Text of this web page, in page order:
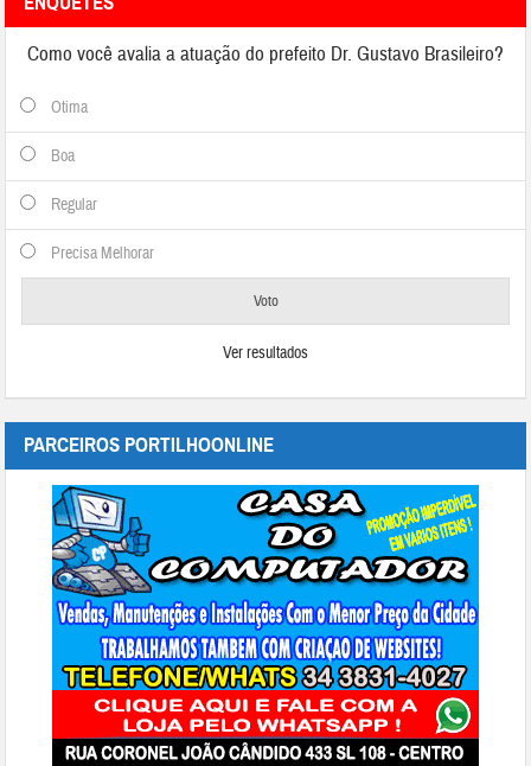
Como você avalia a atuação do prefeito Dr. Gustavo Brasileiro?
Otima
Boa
Regular
Precisa Melhorar
Ver resultados
PARCEIROS PORTILHOONLINE